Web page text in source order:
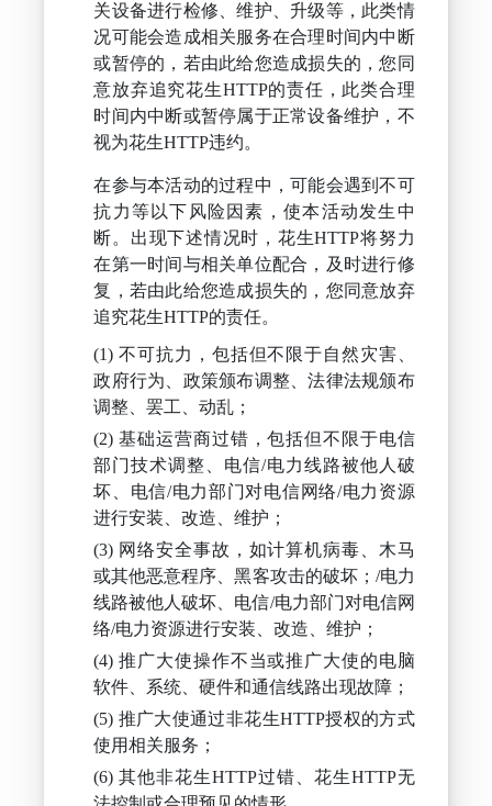
关设备进行检修、维护、升级等，此类情
况可能会造成相关服务在合理时间内中断
或暂停的，若由此给您造成损失的，您同
意放弃追究花生HTTP的责任，此类合理
时间内中断或暂停属于正常设备维护，不
视为花生HTTP违约。
在参与本活动的过程中，可能会遇到不可
抗力等以下风险因素，使本活动发生中
断。出现下述情况时，花生HTTP将努力
在第一时间与相关单位配合，及时进行修
复，若由此给您造成损失的，您同意放弃
追究花生HTTP的责任。
不可抗力，包括但不限于自然灾害、
政府行为、政策颁布调整、法律法规颁布
调整、罢工、动乱；
基础运营商过错，包括但不限于电信
部门技术调整、电信/电力线路被他人破
坏、电信/电力部门对电信网络/电力资源
进行安装、改造、维护；
网络安全事故，如计算机病毒、木马
或其他恶意程序、黑客攻击的破坏；/电力
线路被他人破坏、电信/电力部门对电信网
络/电力资源进行安装、改造、维护；
推广大使操作不当或推广大使的电脑
软件、系统、硬件和通信线路出现故障；
推广大使通过非花生HTTP授权的方式
使用相关服务；
其他非花生HTTP过错、花生HTTP无